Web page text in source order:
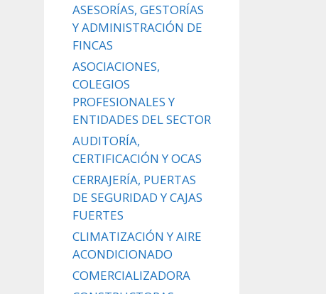
ASESORÍAS, GESTORÍAS
Y ADMINISTRACIÓN DE
FINCAS
ASOCIACIONES,
COLEGIOS
PROFESIONALES Y
ENTIDADES DEL SECTOR
AUDITORÍA,
CERTIFICACIÓN Y OCAS
CERRAJERÍA, PUERTAS
DE SEGURIDAD Y CAJAS
FUERTES
CLIMATIZACIÓN Y AIRE
ACONDICIONADO
COMERCIALIZADORA